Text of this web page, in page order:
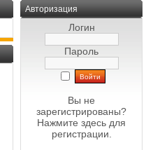
Авторизация
Логин
Пароль
Вы не
зарегистрированы?
Нажмите здесь для
регистрации.